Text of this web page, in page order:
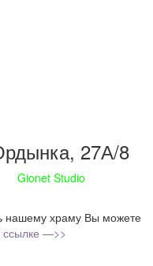
27А/8
Gionet Studio
нашему храму Вы можете
ссылке —>>